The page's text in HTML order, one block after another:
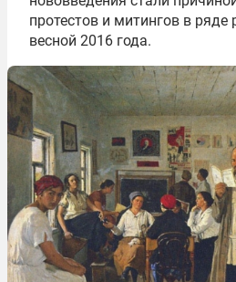
протестов и митингов в ряде
весной 2016 года.